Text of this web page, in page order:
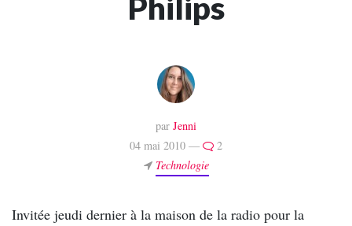
par Jenni
04 mai 2010 —
2
Technologie
Invitée jeudi dernier à la maison de la radio pour la